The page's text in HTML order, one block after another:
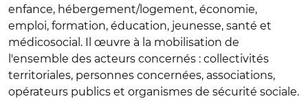
enfance, hébergement/logement, économie,
emploi, formation, éducation, jeunesse, santé et
médicosocial. Il œuvre à la mobilisation de
l'ensemble des acteurs concernés : collectivités
territoriales, personnes concernées, associations,
opérateurs publics et organismes de sécurité sociale.